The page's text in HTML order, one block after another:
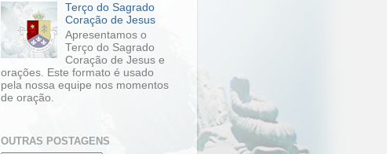
Terço do Sagrado
Coração de Jesus
Apresentamos o
Terço do Sagrado
Coração de Jesus e
orações. Este formato é usado
pela nossa equipe nos momentos
de oração.
OUTRAS POSTAGENS